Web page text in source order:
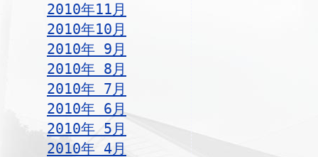
2010年11月
2010年10月
2010年 9月
2010年 8月
2010年 7月
2010年 6月
2010年 5月
2010年 4月